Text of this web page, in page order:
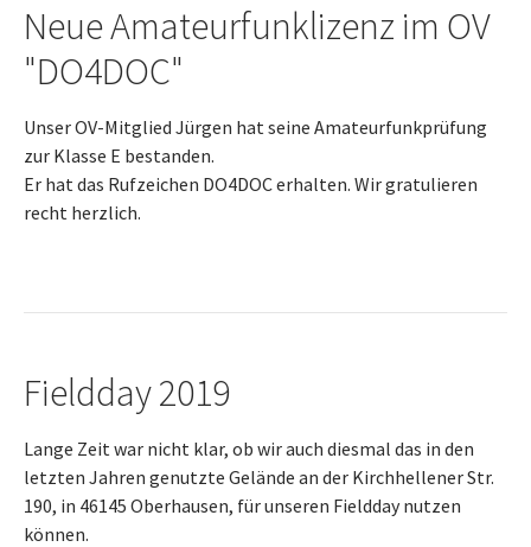
Neue Amateurfunklizenz im OV
"DO4DOC"
Unser OV-Mitglied Jürgen hat seine Amateurfunkprüfung
zur Klasse E bestanden.
Er hat das Rufzeichen DO4DOC erhalten. Wir gratulieren
recht herzlich.
Fieldday 2019
Lange Zeit war nicht klar, ob wir auch diesmal das in den
letzten Jahren genutzte Gelände an der Kirchhellener Str.
190, in 46145 Oberhausen, für unseren Fieldday nutzen
können.